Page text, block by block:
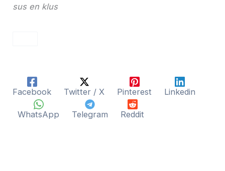
sus en klus
Facebook Twitter / X Pinterest Linkedin
WhatsApp Telegram Reddit